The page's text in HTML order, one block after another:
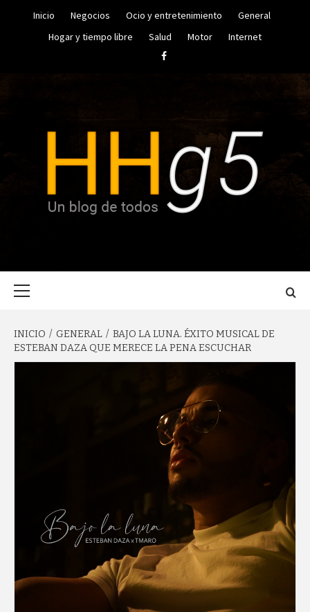
Inicio Negocios Ocio y entretenimiento
General
Hogar y tiempo libre
Salud Motor
Internet
Facebook
GARCÍA'S
BLOG
INICIO GENERAL
BAJO LA LUNA. ÉXITO MUSICAL DE
ESTEBAN DAZA QUE MERECE LA PENA ESCUCHAR